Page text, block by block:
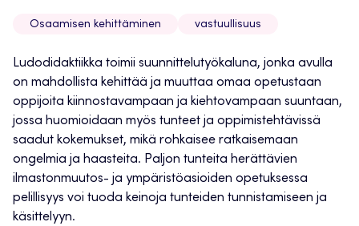
Osaamisen kehittäminen vastuullisuus
Ludodidaktiikka toimii suunnittelutyökaluna, jonka avulla
on mahdollista kehittää ja muuttaa omaa opetustaan
oppijoita kiinnostavampaan ja kiehtovampaan suuntaan,
jossa huomioidaan myös tunteet ja oppimistehtävissä
saadut kokemukset, mikä rohkaisee ratkaisemaan
ongelmia ja haasteita. Paljon tunteita herättävien
ilmastonmuutos- ja ympäristöasioiden opetuksessa
pelillisyys voi tuoda keinoja tunteiden tunnistamiseen ja
käsittelyyn.